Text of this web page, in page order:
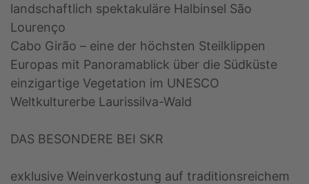
landschaftlich spektakuläre Halbinsel São
Lourenço
Cabo Girão – eine der höchsten Steilklippen
Europas mit Panoramablick über die Südküste
einzigartige Vegetation im UNESCO
Weltkulturerbe Laurissilva-Wald
DAS BESONDERE BEI SKR
exklusive Weinverkostung auf traditionsreichem